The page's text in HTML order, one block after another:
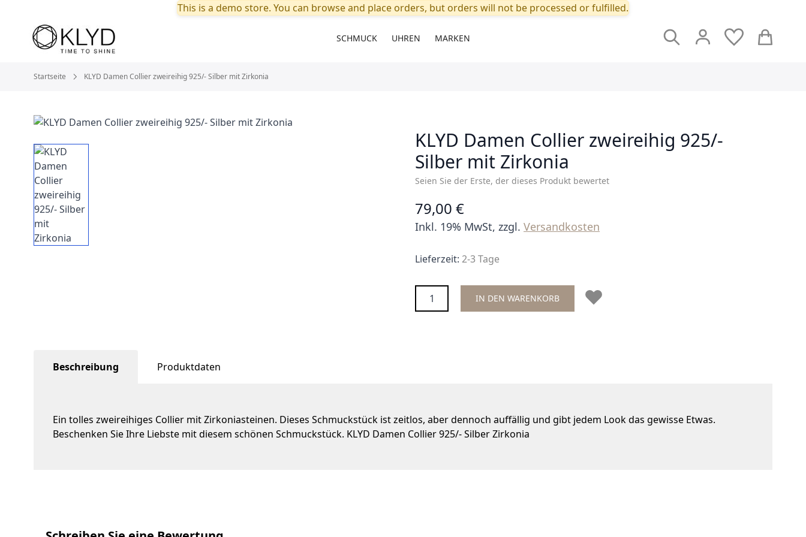
This is a demo store. You can browse and place orders, but orders will not be processed or fulfilled.
SCHMUCK UHREN MARKEN Suche Cart
Startseite KLYD Damen Collier zweireihig 925/- Silber mit Zirkonia
KLYD Damen Collier zweireihig 925/-
Silber mit Zirkonia
Seien Sie der Erste, der dieses Produkt bewertet
79,00 €
Inkl. 19% MwSt, zzgl. Versandkosten
Lieferzeit: 2-3 Tage
Menge IN DEN WARENKORB
Beschreibung Produktdaten
Ein tolles zweireihiges Collier mit Zirkoniasteinen. Dieses Schmuckstück ist zeitlos, aber dennoch auffällig und gibt jedem Look das gewisse Etwas.
Beschenken Sie Ihre Liebste mit diesem schönen Schmuckstück. KLYD Damen Collier 925/- Silber Zirkonia